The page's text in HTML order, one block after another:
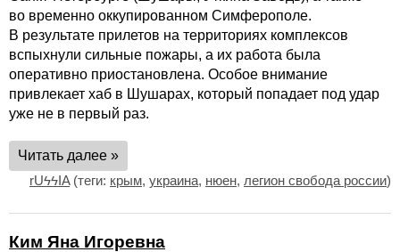
во временно оккупированном Симферополе.
В результате прилетов на территориях комплексов
вспыхнули сильные пожары, а их работа была
оперативно приостановлена. Особое внимание
привлекает хаб в Шушарах, который попадает под удар
уже не в первый раз.
Читать далее »
rUϟϟIA(теги: крым, украина, нюен, легион свобода россии)
Ким Яна Игоревна